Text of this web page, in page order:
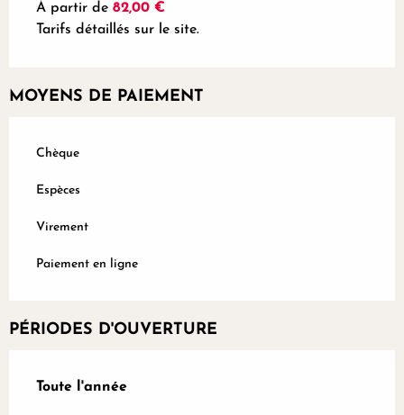
À partir de 82,00 €
Tarifs détaillés sur le site.
MOYENS DE PAIEMENT
Chèque
Espèces
Virement
Paiement en ligne
PÉRIODES D'OUVERTURE
Toute l'année
Toute l'année